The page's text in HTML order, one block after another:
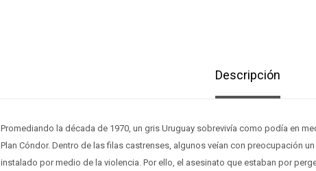
Descripción
Promediando la década de 1970, un gris Uruguay sobrevivía como podía en
Plan Cóndor. Dentro de las filas castrenses, algunos veían con preocupación
instalado por medio de la violencia. Por ello, el asesinato que estaban por